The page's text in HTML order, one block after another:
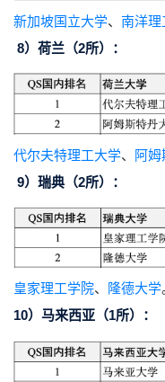
新加坡国立大学、 南洋理
8）荷兰（2所）：
代尔夫特理工大学、 阿
9）瑞典（2所）：
皇家理工学院、 隆德大学
10）马来西亚（1所）：